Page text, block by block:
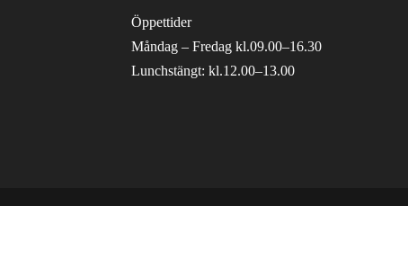
Öppettider
Måndag – Fredag kl.09.00–16.30
Lunchstängt: kl.12.00–13.00